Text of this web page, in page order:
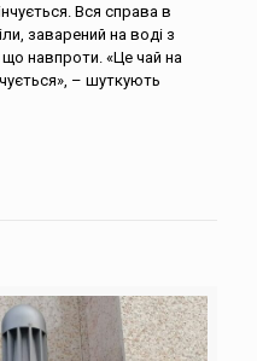
Вся справа в
заварений на воді з
навпроти. «Це чай на
– шуткують